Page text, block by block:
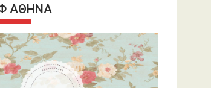
ΑΘΗΝΑ